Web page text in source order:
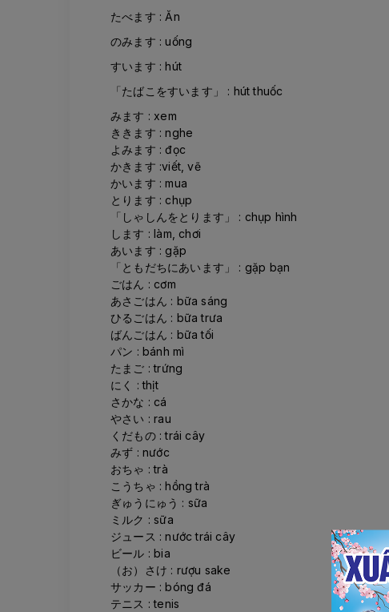
たべます : Ăn
のみます : uống
すいます : hút
「たばこをすいます」 : hút thuốc
みます : xem
ききます : nghe
よみます : đọc
かきます :viết, vẽ
かいます : mua
とります : chụp
「しゃしんをとります」 : chụp hình
します : làm, chơi
あいます : gặp
「ともだちにあいます」 : gặp bạn
ごはん : cơm
あさごはん : bữa sáng
ひるごはん : bữa trưa
ばんごはん : bữa tối
パン : bánh mì
たまご : trứng
にく : thịt
さかな : cá
やさい : rau
くだもの : trái cây
みず : nước
おちゃ : trà
こうちゃ : hồng trà
ぎゅうにゅう : sữa
ミルク : sữa
ジュース : nước trái cây
ビール : bia
（お）さけ : rượu sake
サッカー : bóng đá
テニス : tenis